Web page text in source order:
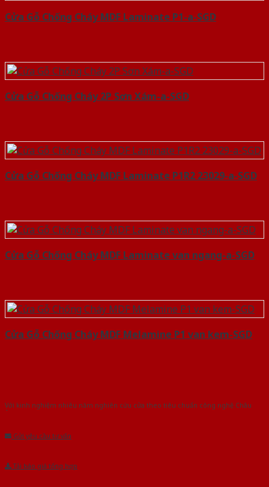
Cửa Gỗ Chống Cháy MDF Laminate P1-a-SGD
Cửa Gỗ Chống Cháy 2P Sơn Xám-a-SGD
Cửa Gỗ Chống Cháy MDF Laminate P1R2 23029-a-SGD
Cửa Gỗ Chống Cháy MDF Laminate van ngang-a-SGD
Cửa Gỗ Chống Cháy MDF Melamine P1 van kem-SGD
Với kinh nghiệm nhiêu năm nghiên cứu cửa theo tiêu chuẩn công nghệ Châu
Gửi yêu cầu tư vấn
Tải báo giá tổng hợp